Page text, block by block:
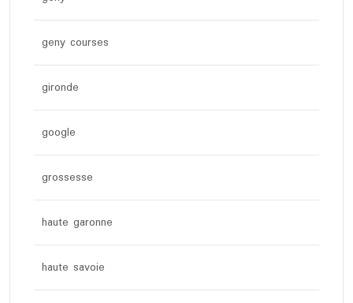
geny courses
gironde
google
grossesse
haute garonne
haute savoie